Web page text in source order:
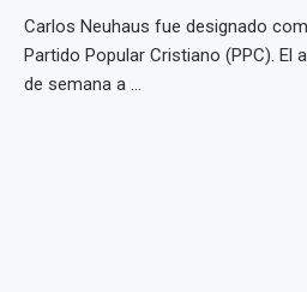
Carlos Neuhaus fue designado
Partido Popular Cristiano (PPC). El
de semana a ...